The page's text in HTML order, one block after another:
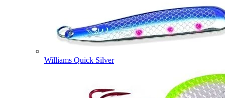
Williams Quick Silver